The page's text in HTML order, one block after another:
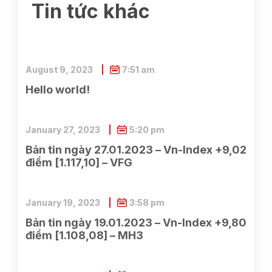
Tin tức khác
Hello world!
August 9, 2023 7:51 am
Bản tin ngày 27.01.2023 – Vn-Index +9,02
điểm [1.117,10] – VFG
January 27, 2023 5:20 pm
Bản tin ngày 19.01.2023 – Vn-Index +9,80
điểm [1.108,08] – MH3
January 19, 2023 3:58 pm